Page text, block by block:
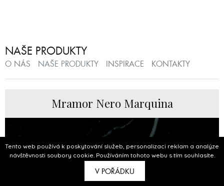
Tento web používá k poskytování služeb, personalizaci reklam a analýze
návštěvnosti soubory cookie. Používáním tohoto webu s tím souhlasíte.
V POŘÁDKU
NAŠE PRODUKTY
O NÁS NAŠE PRODUKTY INSPIRACE KONTAKTY
Mramor Nero Marquina